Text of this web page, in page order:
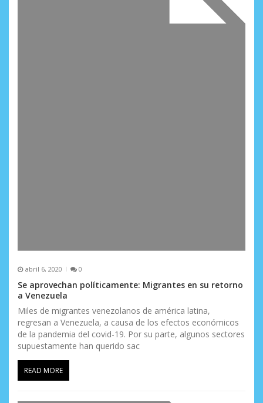
abril 6, 2020 0
Se aprovechan políticamente: Migrantes en su retorno
a Venezuela
Miles de migrantes venezolanos de américa latina,
regresan a Venezuela, a causa de los efectos económicos
de la pandemia del covid-19. Por su parte, algunos sectores
supuestamente han querido sac
READ MORE